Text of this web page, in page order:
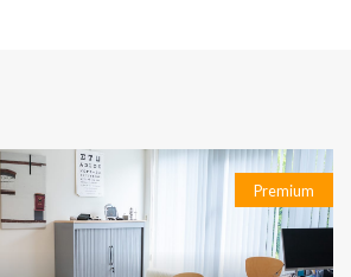
Premium